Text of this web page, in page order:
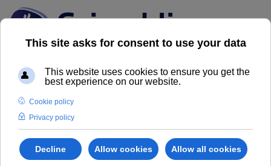
News dal Mercato